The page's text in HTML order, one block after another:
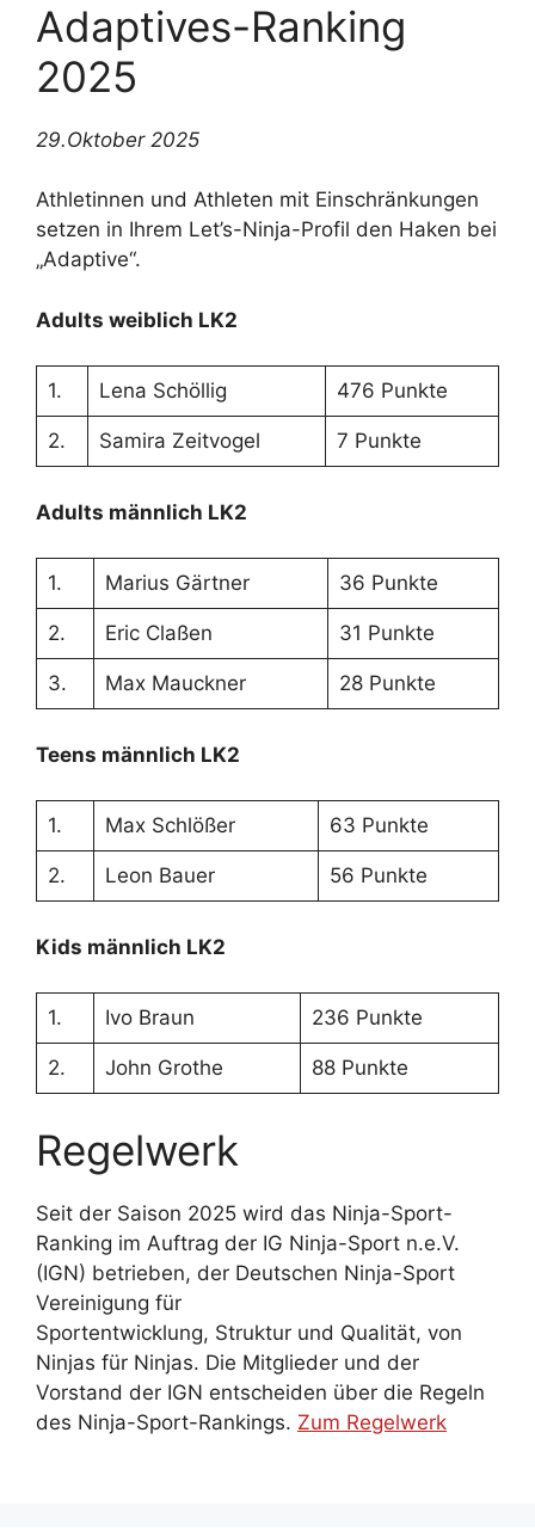
Adaptives-Ranking
2025
29.Oktober 2025
Athletinnen und Athleten mit Einschränkungen
setzen in Ihrem Let’s-Ninja-Profil den Haken bei
„Adaptive“.
Adults weiblich LK2
1. Lena Schöllig 476 Punkte
2. Samira Zeitvogel 7 Punkte
Adults männlich LK2
1. Marius Gärtner 36 Punkte
2. Eric Claßen 31 Punkte
3. Max Mauckner 28 Punkte
Teens männlich LK2
1. Max Schlößer 63 Punkte
2. Leon Bauer 56 Punkte
Kids männlich LK2
1. Ivo Braun 236 Punkte
2. John Grothe 88 Punkte
Regelwerk
Seit der Saison 2025 wird das Ninja-Sport-
Ranking im Auftrag der IG Ninja-Sport n.e.V.
(IGN) betrieben, der Deutschen Ninja-Sport
Vereinigung für
Sportentwicklung, Struktur und Qualität, von
Ninjas für Ninjas. Die Mitglieder und der
Vorstand der IGN entscheiden über die Regeln
des Ninja-Sport-Rankings. Zum Regelwerk